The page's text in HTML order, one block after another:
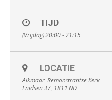
TIJD
(Vrijdag) 20:00 - 21:15
LOCATIE
Alkmaar, Remonstrantse Kerk
Fnidsen 37, 1811 ND